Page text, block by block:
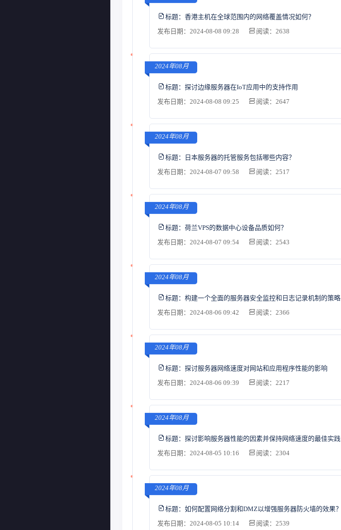
标题： 香港主机在全球范围内的网络覆盖情况如何？
发布日期：2024-08-08 09:28
阅读：2638
2024年08月
标题： 探讨边缘服务器在IoT应用中的支持作用
发布日期：2024-08-08 09:25
阅读：2647
2024年08月
标题：
日本服务器的托管服务包括哪些内容？
发布日期：2024-08-07 09:58
阅读：2517
2024年08月
标题： 荷兰VPS的数据中心设备品质如何？
发布日期：2024-08-07 09:54
阅读：2543
2024年08月
标题： 构建一个全面的服务器安全监控和日志记录机制的策略
发布日期：2024-08-06 09:42
阅读：2366
2024年08月
标题： 探讨服务器网络速度对网站和应用程序性能的影响
发布日期：2024-08-06 09:39
阅读：2217
2024年08月
标题： 探讨影响服务器性能的因素并保持网络速度的最佳实践
发布日期：2024-08-05 10:16
阅读：2304
2024年08月
标题： 如何配置网络分割和DMZ以增强服务器防火墙的效果？
发布日期：2024-08-05 10:14
阅读：2539